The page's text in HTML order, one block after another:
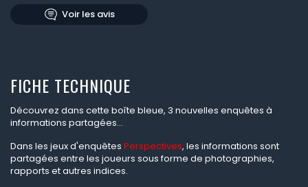
Voir les avis
FICHE TECHNIQUE
Découvrez dans cette boîte bleue, 3 nouvelles enquêtes à
informations partagées...
Dans les jeux d'enquêtes Perspectives, les informations sont
partagées entre les joueurs sous forme de photographies,
rapports et autres indices.